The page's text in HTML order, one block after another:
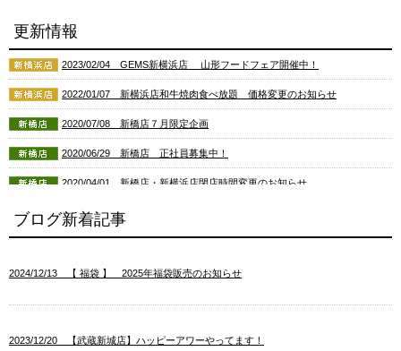
更新情報
2023/02/04 GEMS新横浜店 山形フードフェア開催中！
2022/01/07 新横浜店和牛焼肉食べ放題 価格変更のお知らせ
2020/07/08 新橋店７月限定企画
2020/06/29 新橋店 正社員募集中！
2020/04/01 新橋店・新横浜店閉店時間変更のお知らせ
2020/03/30 おくう戸塚店「開店１０周年記念祭」開催
2020/03/25 復活★和牛希少部位と飲放題！藤沢店限定
2020/03/13 横浜本店（本郷台） 営業時間変更のお知らせ
ブログ新着記事
2024/12/13 【 福袋 】 2025年福袋販売のお知らせ
2023/12/20 【武蔵新城店】ハッピーアワーやってます！